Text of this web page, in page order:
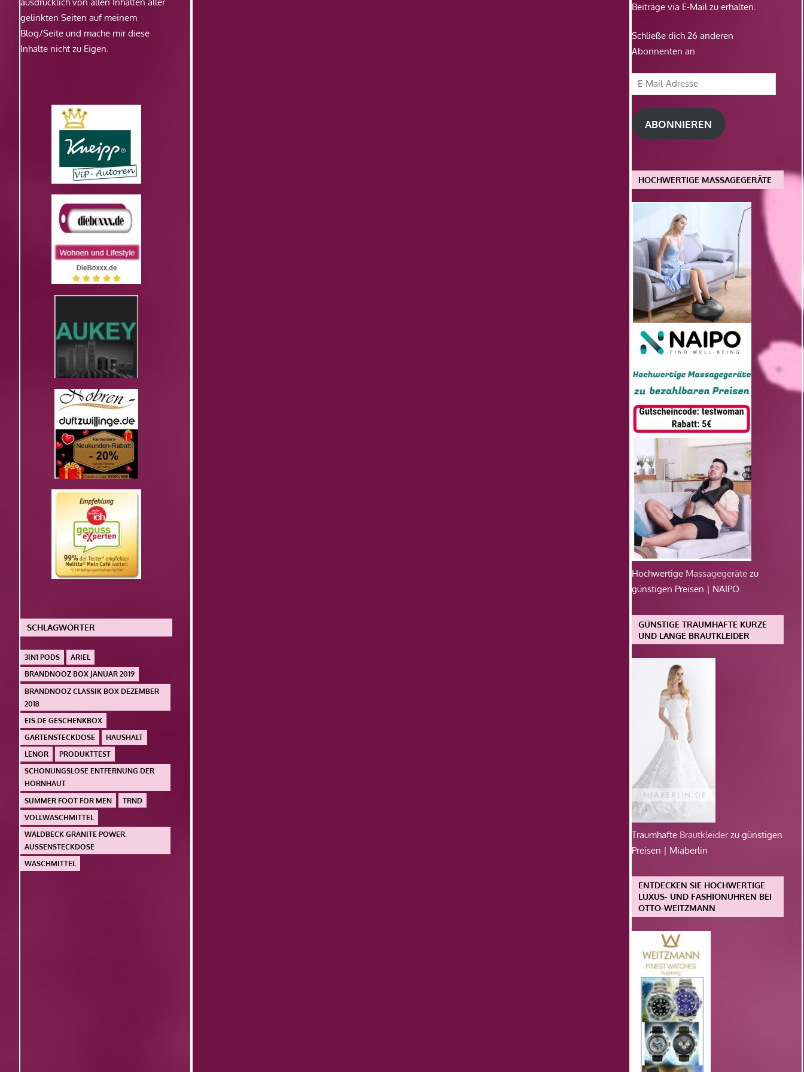
gelinkten Seiten auf meinem
Blog/Seite und mache mir diese
Inhalte nicht zu Eigen.
SCHLAGWÖRTER
3IN1 PODS
ARIEL
BRANDNOOZ BOX JANUAR 2019
BRANDNOOZ CLASSIK BOX DEZEMBER
2018
EIS.DE GESCHENKBOX
GARTENSTECKDOSE
HAUSHALT
LENOR
PRODUKTTEST
SCHONUNGSLOSE ENTFERNUNG DER
HORNHAUT
SUMMER FOOT FOR MEN
TRND
VOLLWASCHMITTEL
WALDBECK GRANITE POWER.
AUSSENSTECKDOSE
WASCHMITTEL
Beiträge via E-Mail zu erhalten.
Schließe dich 26 anderen
Abonnenten an
E-
Mail-
Adresse
ABONNIEREN
HOCHWERTIGE MASSAGEGERÄTE
Hochwertige Massagegeräte zu
günstigen Preisen | NAIPO
GÜNSTIGE TRAUMHAFTE KURZE
UND LANGE BRAUTKLEIDER
Traumhafte Brautkleiderzu günstigen
Preisen | Miaberlin
ENTDECKEN SIE HOCHWERTIGE
LUXUS- UND FASHIONUHREN BEI
OTTO-WEITZMANN